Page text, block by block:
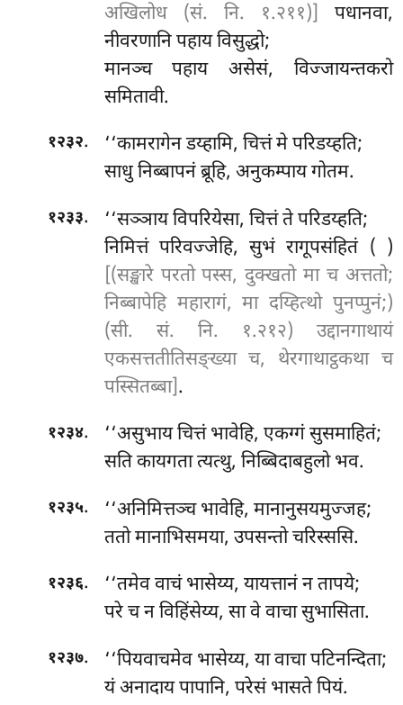
अखिलोध (सं. नि. १.२११)]
पधानवा,
नीवरणानि पहाय विसुद्धो;
मानञ्च पहाय असेसं, विज्जायन्तकरो
समितावी.
१२३२.
‘‘कामरागेन डय्हामि, चित्तं मे परिडय्हति;
साधु निब्बापनं ब्रूहि, अनुकम्पाय गोतम.
१२३३. ‘‘सञ्ञायविपरियेसा, चित्तं ते परिडय्हति;
निमित्तं परिवज्जेहि, सुभं रागूपसंहितं ( )
[(सङ्खारे परतो पस्स, दुक्खतो मा च अत्ततो;
निब्बापेहि महारागं, मा दय्हित्थो पुनप्पुनं;)
(सी. सं. नि. १.२१२) उद्दानगाथायं
एकसत्ततीतिसङ्ख्या च, थेरगाथाट्ठकथा च
पस्सितब्बा].
१२३४.
‘‘असुभाय चित्तं भावेहि, एकग्गं सुसमाहितं;
सति कायगता त्यत्थु, निब्बिदाबहुलो भव.
१२३५.
‘‘अनिमित्तञ्च भावेहि, मानानुसयमुज्जह;
ततो मानाभिसमया, उपसन्तो चरिस्ससि.
१२३६.
‘‘तमेव वाचं भासेय्य, यायत्तानं न तापये;
परे च न विहिंसेय्य, सा वे वाचा सुभासिता.
१२३७.
‘‘पियवाचमेव भासेय्य, या वाचा पटिनन्दिता;
यं अनादाय पापानि, परेसं भासते पियं.